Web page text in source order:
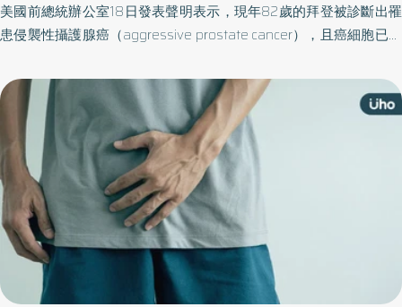
美國前總統辦公室18日發表聲明表示，現年82歲的拜登被診斷出罹
患侵襲性攝護腺癌（aggressive prostate cancer），且癌細胞已擴
症狀不明顯，而遺傳為重要風險，如果有家族史，建議45歲以上就
要每年篩檢。